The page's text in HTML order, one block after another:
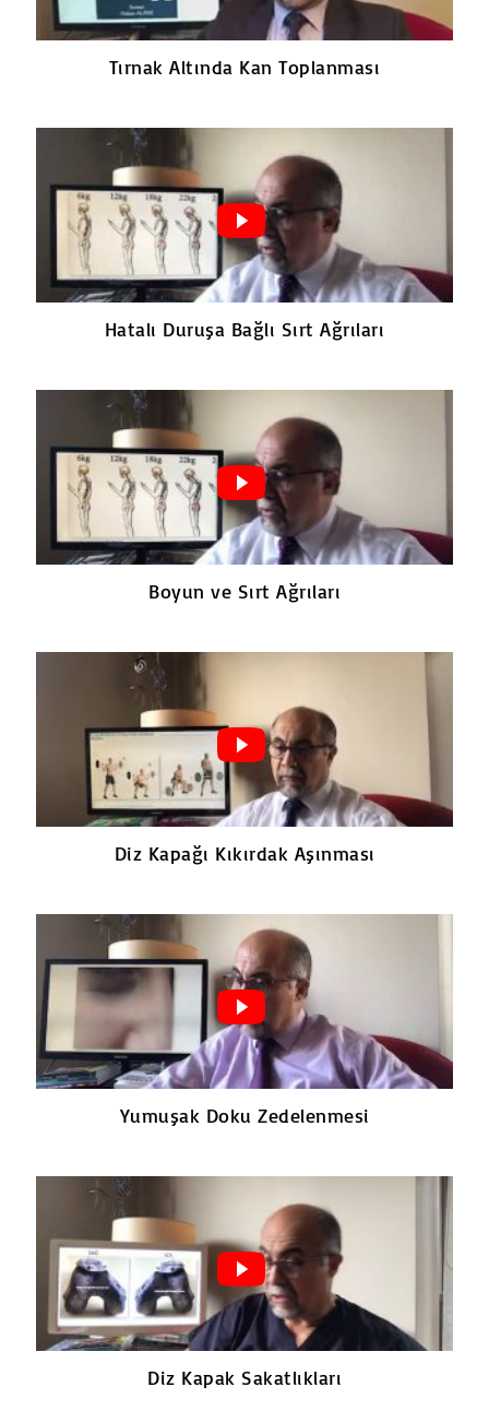
Tırnak Altında Kan Toplanması
Hatalı Duruşa Bağlı Sırt Ağrıları
Boyun ve Sırt Ağrıları
Diz Kapağı Kıkırdak Aşınması
Yumuşak Doku Zedelenmesi
Diz Kapak Sakatlıkları